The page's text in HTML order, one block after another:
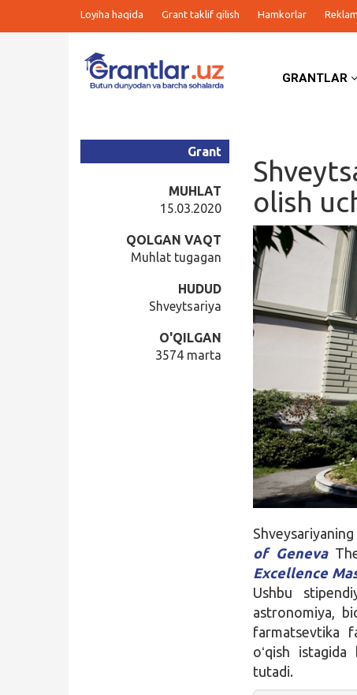
Loyiha haqida Grant taklif qilish Hamkorlar
GRANTLAR
olish
Grant
MUHLAT
15.03.2020
QOLGAN VAQT
Muhlat tugagan
HUDUD
Shveytsariya
O'QILGAN
3574 marta
of GenevaThe
Excellence
Ushbu
astronomiya,
farmatsevtika
oʻqish istagida
tutadi.